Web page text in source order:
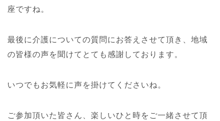
座ですね。
最後に介護についての質問にお答えさせて頂き、地域
の皆様の声を聞けてとても感謝しております。
いつでもお気軽に声を掛けてくださいね。
ご参加頂いた皆さん、楽しいひと時をご一緒させて頂